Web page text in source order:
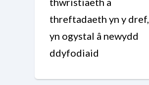
threftadaeth yn y dref,
yn ogystal â newydd
ddyfodiaid